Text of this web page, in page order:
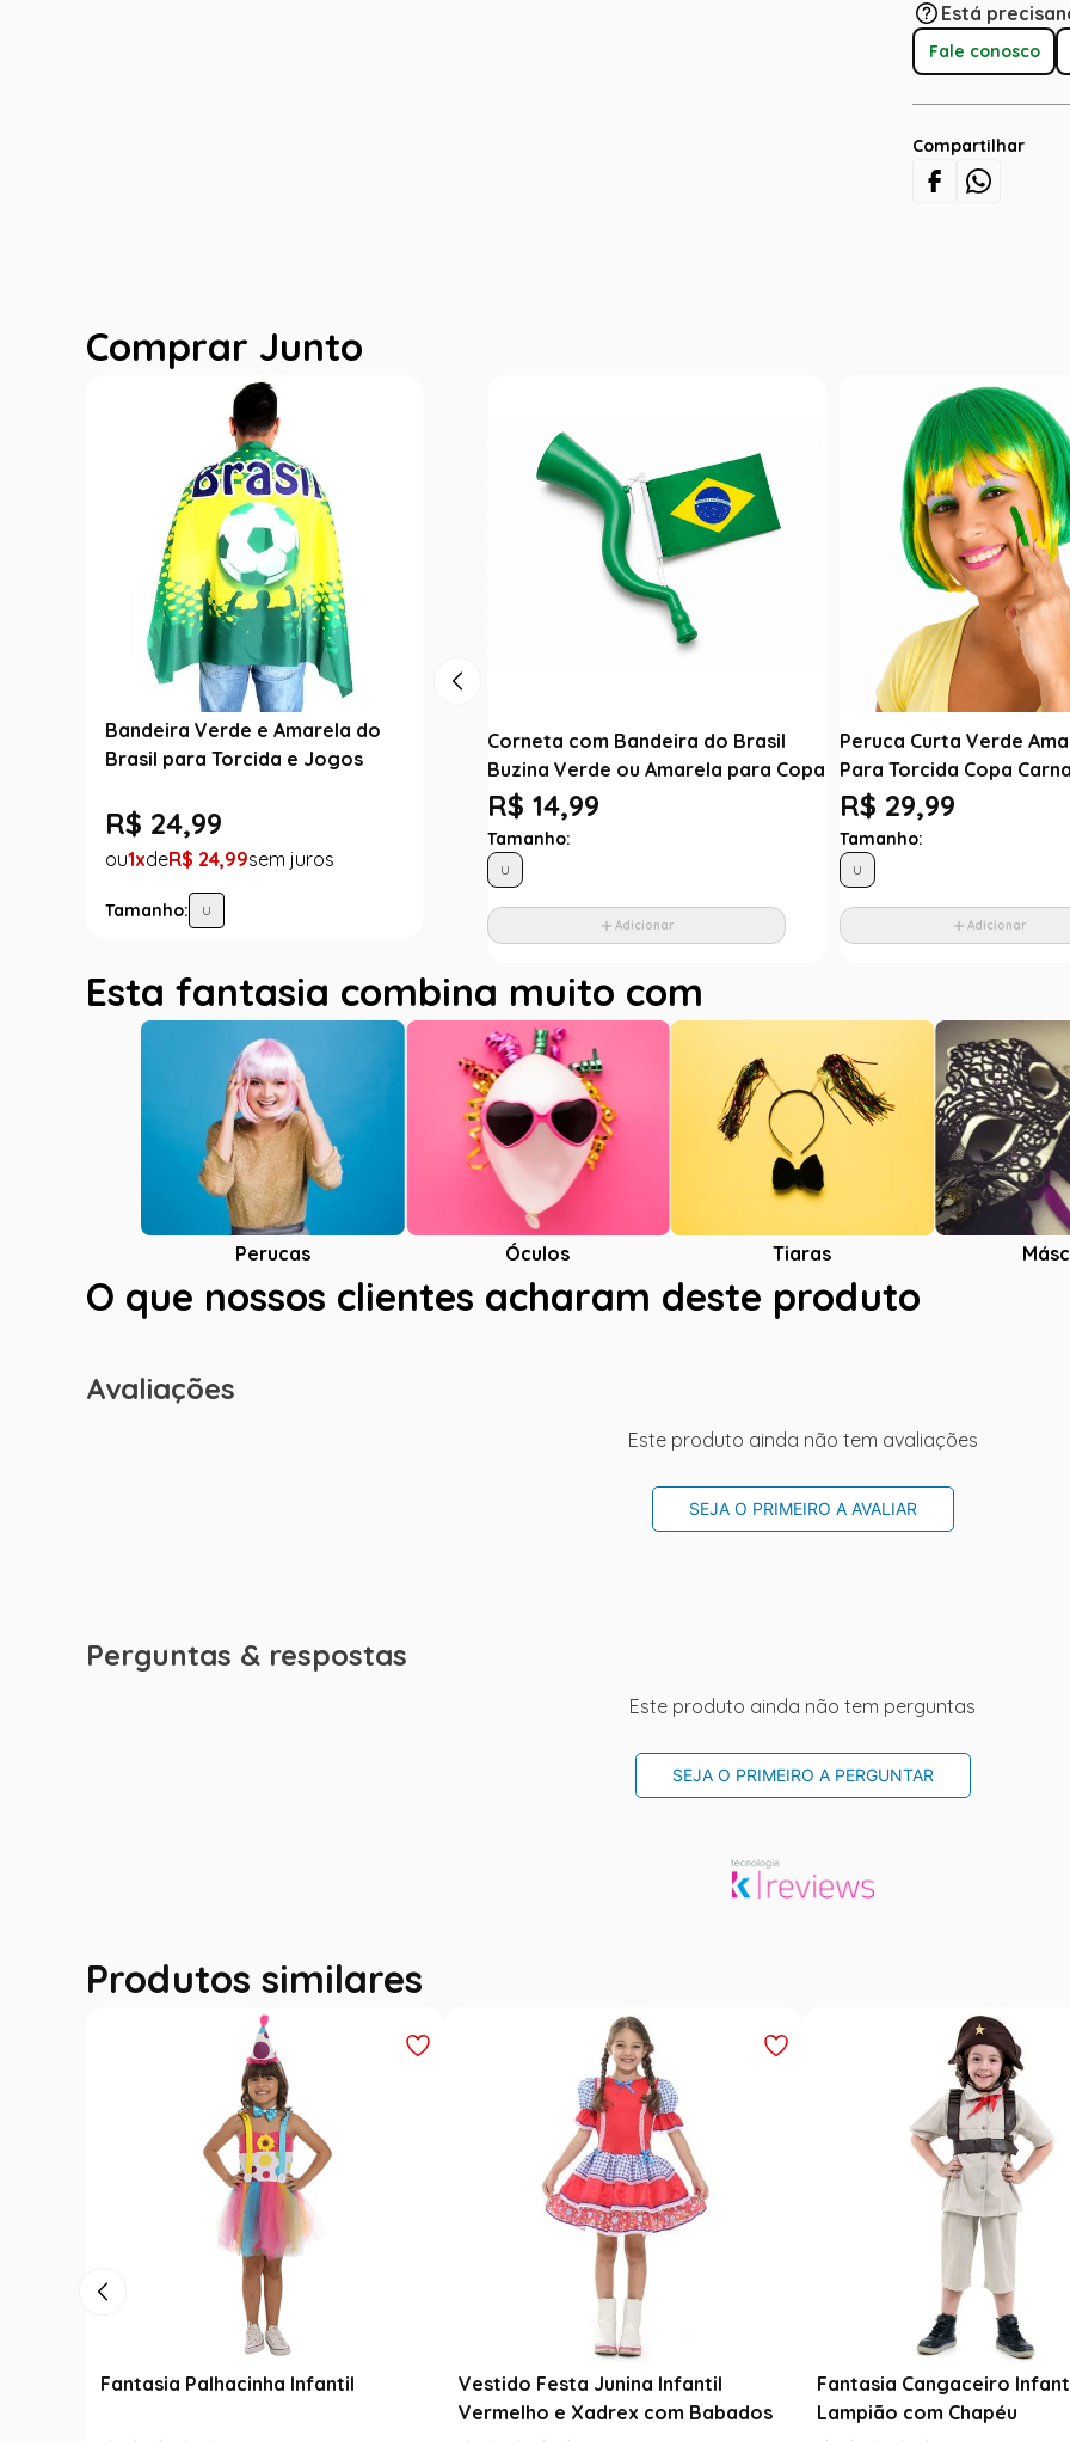
Está
Fale conosco
Compartilhar
Comprar Junto
Bandeira Verde e Amarela do
Brasil para Torcida e Jogos
R$ 24,99
1 R$ 24,99
Tamanho: U
Corneta com Bandeira do Brasil
Buzina Verde ou Amarela para Copa
R$ 14,99
Tamanho:
U
Adicionar
Peruca Curta Verde
Para Torcida Copa
R$ 29,99
Tamanho:
U
Adicionar
Esta fantasia combina muito com
Perucas Óculos Tiaras
O que nossos clientes acharam deste produto
Avaliações
Este produto ainda não tem avaliações
SEJA O PRIMEIRO A AVALIAR
Perguntas & respostas
Este produto ainda não tem perguntas
SEJA O PRIMEIRO A PERGUNTAR
Produtos similares
Fantasia Palhacinha Infantil
Vestido Festa Junina Infantil
Vermelho e Xadrex com Babados
Fantasia Cangaceiro
Lampião com Chapéu